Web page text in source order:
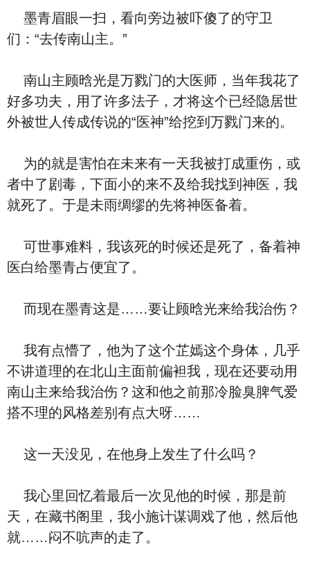
墨青眉眼一扫，看向旁边被吓傻了的守卫
们：“去传南山主。”
南山主顾晗光是万戮门的大医师，当年我花了
好多功夫，用了许多法子，才将这个已经隐居世
外被世人传成传说的“医神”给挖到万戮门来的。
为的就是害怕在未来有一天我被打成重伤，或
者中了剧毒，下面小的来不及给我找到神医，我
就死了。于是未雨绸缪的先将神医备着。
可世事难料，我该死的时候还是死了，备着神
医白给墨青占便宜了。
而现在墨青这是……要让顾晗光来给我治伤？
我有点懵了，他为了这个芷嫣这个身体，几乎
不讲道理的在北山主面前偏袒我，现在还要动用
南山主来给我治伤？这和他之前那冷脸臭脾气爱
搭不理的风格差别有点大呀……
这一天没见，在他身上发生了什么吗？
我心里回忆着最后一次见他的时候，那是前
天，在藏书阁里，我小施计谋调戏了他，然后他
就……闷不吭声的走了。